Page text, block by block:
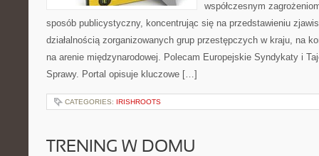
współczesnym
sposób publicystyczny, koncentrując się na przedstawieniu
działalnością zorganizowanych grup przestępczych w kraju, na
na arenie międzynarodowej. Polecam Europejskie Syndykaty i
Sprawy. Portal opisuje kluczowe […]
CATEGORIES: IRISHROOTS
TRENING W DOMU